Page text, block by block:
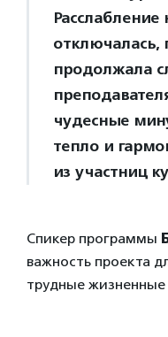
Расслабление
отключалась,
продолжала
чудесные
тепло и
из участниц
Спикер программы
важность проекта
трудные жизненные